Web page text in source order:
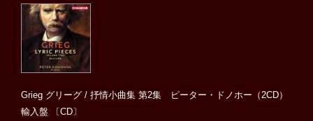
Grieg グリーグ / 抒情小曲集 第2集 ピーター・ドノホー（2CD）
輸入盤 〔CD〕